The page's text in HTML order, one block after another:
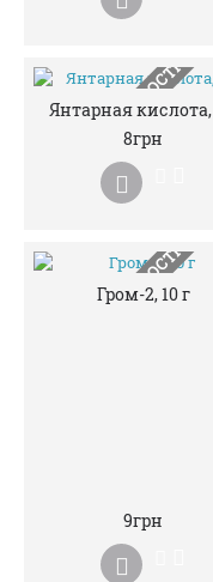
НЕМАЄ В НАЯВНОСТІ
Янтарная кислота,
8грн
НЕМАЄ В НАЯВНОСТІ
Гром-2, 10 г
9грн